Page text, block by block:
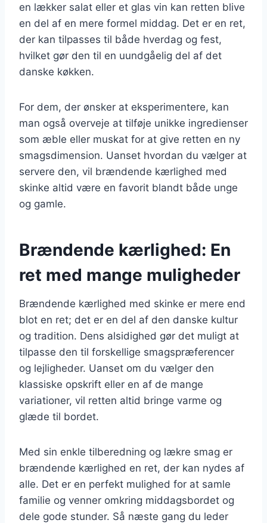
en lækker salat eller et glas vin kan retten blive
en del af en mere formel middag. Det er en ret,
der kan tilpasses til både hverdag og fest,
hvilket gør den til en uundgåelig del af det
danske køkken.
For dem, der ønsker at eksperimentere, kan
man også overveje at tilføje unikke ingredienser
som æble eller muskat for at give retten en ny
smagsdimension. Uanset hvordan du vælger at
servere den, vil brændende kærlighed med
skinke altid være en favorit blandt både unge
og gamle.
Brændende kærlighed: En
ret med mange muligheder
Brændende kærlighed med skinke er mere end
blot en ret; det er en del af den danske kultur
og tradition. Dens alsidighed gør det muligt at
tilpasse den til forskellige smagspræferencer
og lejligheder. Uanset om du vælger den
klassiske opskrift eller en af de mange
variationer, vil retten altid bringe varme og
glæde til bordet.
Med sin enkle tilberedning og lækre smag er
brændende kærlighed en ret, der kan nydes af
alle. Det er en perfekt mulighed for at samle
familie og venner omkring middagsbordet og
dele gode stunder. Så næste gang du leder